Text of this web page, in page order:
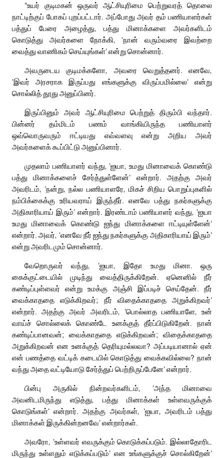
“உயர் குடிமகன் ஒருவர் ஆட்சியுரிமை பெற்றுவரத் தொலை
நாட்டிற்குப் போகப் புறப்பட்டார். அப்போது அவர் தம் பணியாளர்கள்
பத்துப் பேரை அழைத்து, பத்து மினாக்களை அவர்களிடம்
கொடுத்து அவர்களை நோக்கி, ‘நான் வரும்வரை இவற்றை
வைத்து வாணிகம் செய்யுங்கள்’ என்று சொன்னார்.
அவருடைய குடிமக்களோ, அவரை வெறுத்தனர். எனவே,
‘இவர் அரசராக இருப்பது எங்களுக்கு விருப்பமில்லை’ என்று
சொல்லித் தூது அனுப்பினர்.
இருப்பினும் அவர் ஆட்சியுரிமை பெற்றுத் திரும்பி வந்தார்.
பின்னர் தம்மிடம் பணம் வாங்கியிருந்த பணியாளர்
ஒவ்வொருவரும் ஈட்டியது எவ்வளவு என்று அறிய அவர்
அவர்களைக் கூப்பிட்டு அனுப்பினார்.
முதலாம் பணியாளர் வந்து, ‘ஐயா, உமது மினாவைக் கொண்டு
பத்து மினாக்களைச் சேர்த்துள்ளேன்’ என்றார். அதற்கு அவர்
அவரிடம், ‘நன்று, நல்ல பணியாளரே, மிகச் சிறிய பொறுப்புகளில்
நம்பிக்கைக்கு உரியவராய் இருந்தீர். எனவே பத்து நகர்களுக்கு
அதிகாரியாய் இரும்’ என்றார். இரண்டாம் பணியாளர் வந்து, ‘ஐயா
உமது மினாவைக் கொண்டு ஐந்து மினாக்களை ஈட்டியுள்ளேன்’
என்றார். அவர், ‘எனவே நீர் ஐந்து நகர்களுக்கு அதிகாரியாய் இரும்’
என்று அவரிடமும் சொன்னார்.
வேறொருவர் வந்து, ‘ஐயா, இதோ உமது மினா. ஒரு
கைக்குட்டையில் முடிந்து வைத்திருக்கிறேன். ஏனெனில் நீர்
கண்டிப்புள்ளவர் என்று உமக்கு அஞ்சி இப்படிச் செய்தேன். நீர்
வைக்காததை எடுக்கிறவர்; நீர் விதைக்காததை அறுக்கிறவர்’
என்றார். அதற்கு அவர் அவரிடம், ‘பொல்லாத பணியாளே, உன்
வாய்ச் சொல்லைக் கொண்டே உனக்குத் தீர்ப்பிடுகிறேன். நான்
கண்டிப்பானவன்; வைக்காததை எடுக்கிறவன்; விதைக்காததை
அறுக்கிறவன் என உனக்குத் தெரியுமல்லவா? அப்படியானால் ஏன்
என் பணத்தை வட்டிக் கடையில் கொடுத்து வைக்கவில்லை? நான்
வந்து அதை வட்டியோடு சேர்த்துப் பெற்றிருப்பேனே’ என்றார்.
பின்பு அருகில் நின்றவர்களிடம், ‘அந்த மினாவை
அவனிடமிருந்து எடுத்து, பத்து மினாக்கள் உள்ளவருக்குக்
கொடுங்கள்’ என்றார். அதற்கு அவர்கள், ‘ஐயா, அவரிடம் பத்து
மினாக்கள் இருக்கின்றனவே’ என்றார்கள்.
அவரோ, ‘உள்ளவர் எவருக்கும் கொடுக்கப்படும். இல்லாதோரிட
மிருந்து உள்ளதும் எடுக்கப்படும்’ என உங்களுக்குச் சொல்கிறேன்’